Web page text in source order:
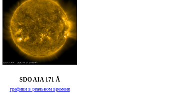
SDO AIA 171 Å
графики в реальном времени